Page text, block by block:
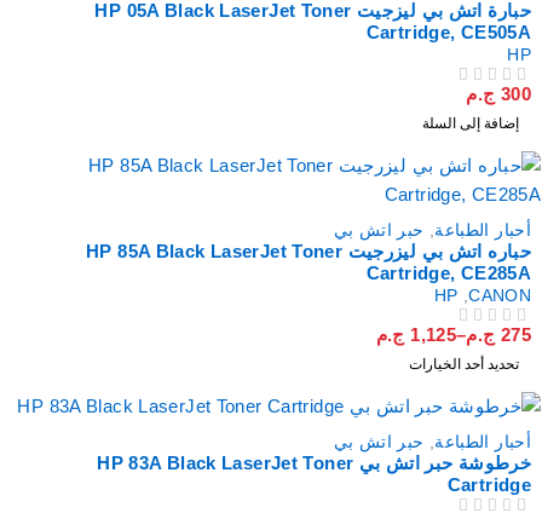
حبارة اتش بي ليزجيت HP 05A Black LaserJet Toner
Cartridge, CE505A
HP
300 ج.م
إضافة إلى السلة
أحبار الطباعة, حبر اتش بي
حباره اتش بي ليزرجيت HP 85A Black LaserJet Toner
Cartridge, CE285A
CANON
,
HP
275 ج.م–
1,125 ج.م
تحديد أحد الخيارات
أحبار الطباعة, حبر اتش بي
خرطوشة حبر اتش بي HP 83A Black LaserJet Toner
Cartridge